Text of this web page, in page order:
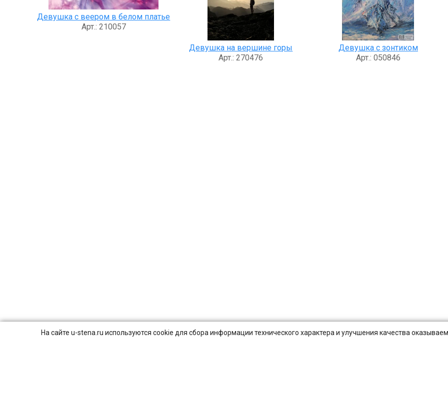
На сайте u-stena.ru используются cookie для сбора информации технического характера и улучшения качества
Девушка с веером в белом платье
Арт.: 210057
Девушка на вершине горы
Арт.: 270476
Девушка с зонтиком
Арт.: 050846